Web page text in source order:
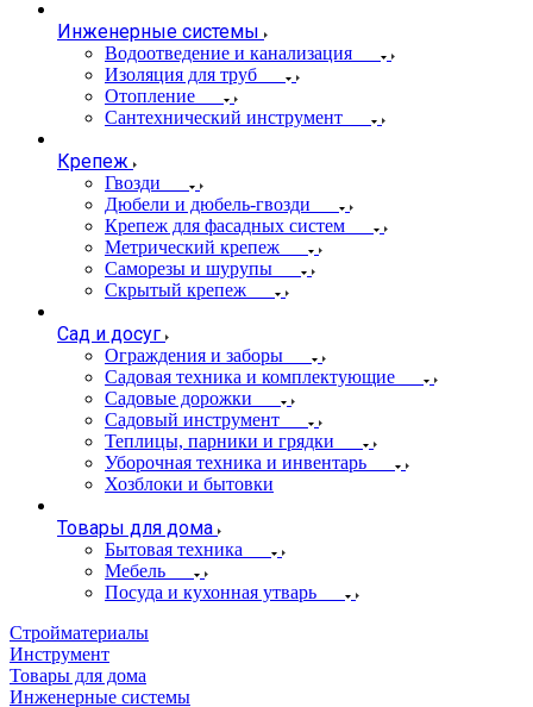
Инженерные системы
Водоотведение и канализация
Изоляция для труб
Отопление
Сантехнический инструмент
Крепеж
Гвозди
Дюбели и дюбель-гвозди
Крепеж для фасадных систем
Метрический крепеж
Саморезы и шурупы
Скрытый крепеж
Сад и досуг
Ограждения и заборы
Садовая техника и комплектующие
Садовые дорожки
Садовый инструмент
Теплицы, парники и грядки
Уборочная техника и инвентарь
Хозблоки и бытовки
Товары для дома
Бытовая техника
Мебель
Посуда и кухонная утварь
Стройматериалы
Инструмент
Товары для дома
Инженерные системы